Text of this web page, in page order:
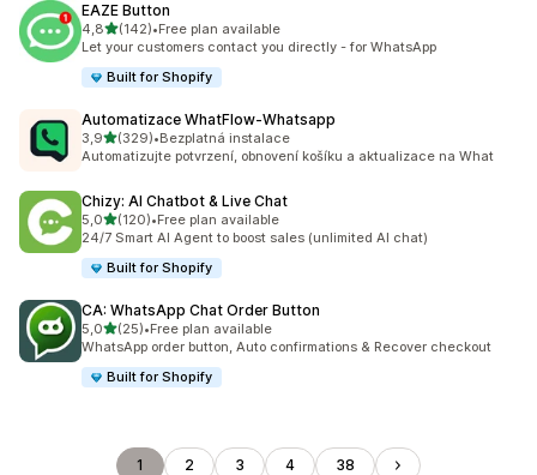
EAZE Button
4,8z 5 hvězd
(142)
Celkový počet recenzí: 142
•Free plan available
Let your customers contact you directly - for WhatsApp
Built for Shopify
Automatizace WhatFlow‑Whatsapp
3,9z 5 hvězd
(329)
Celkový počet recenzí: 329
•Bezplatná instalace
Automatizujte potvrzení, obnovení košíku a aktualizace na What
Chizy: AI Chatbot & Live Chat
5,0z 5 hvězd
(120)
Celkový počet recenzí: 120
•Free plan available
24/7 Smart AI Agent to boost sales (unlimited AI chat)
Built for Shopify
CA: WhatsApp Chat Order Button
5,0z 5 hvězd
(25)
Celkový počet recenzí: 25
•Free plan available
WhatsApp order button, Auto confirmations & Recover checkout
Built for Shopify
1 2 3 4 38